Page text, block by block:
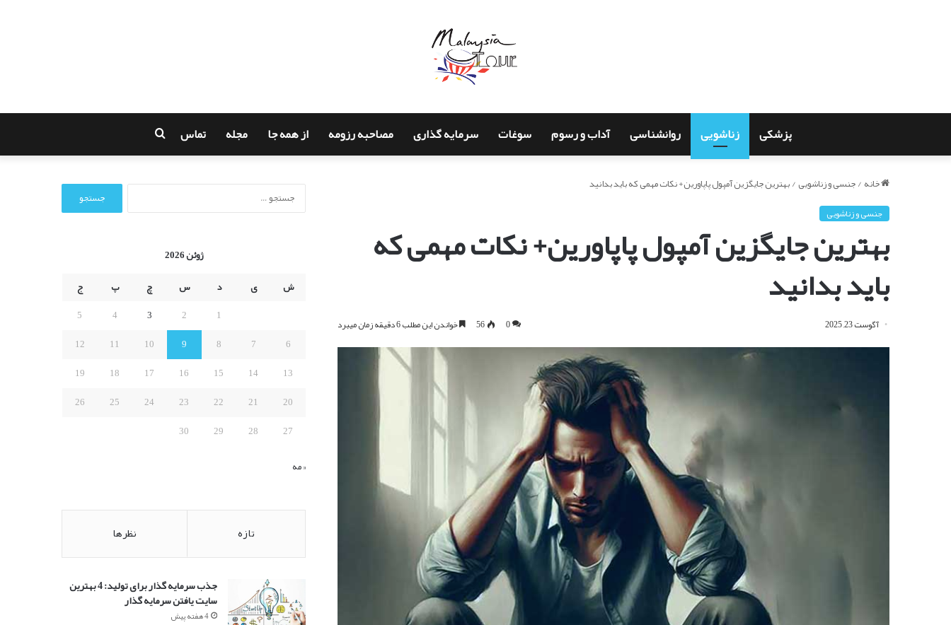
پزشکی زناشویی روانشناسی آداب و رسوم سوغات سرمایه گذاری مصاحبه رزومه از همه جا مجله تماس
خانه/جنسی و زناشویی/بهترین جایگزین آمپول پاپاورین+ نکات مهمی که باید بدانید
جنسی و زناشویی
بهترین جایگزین آمپول پاپاورین+ نکات مهمی که
باید بدانید
آگوست 23, 2025 0
56 خواندن این مطلب 6 دقیقه زمان میبرد
ج
ژوئن 2026
ش
ی د س چ پ
ج
1
2
3
4
5
6
7
8
9
10
11
12
13
14
15
16
17
18
19
20
21
22
23
24
25
26
27
28
29
30
« مه
تازه نظرها
جذب سرمایه گذار برای تولید: 4 بهترین
سایت یافتن سرمایه گذار
4 هفته پیش